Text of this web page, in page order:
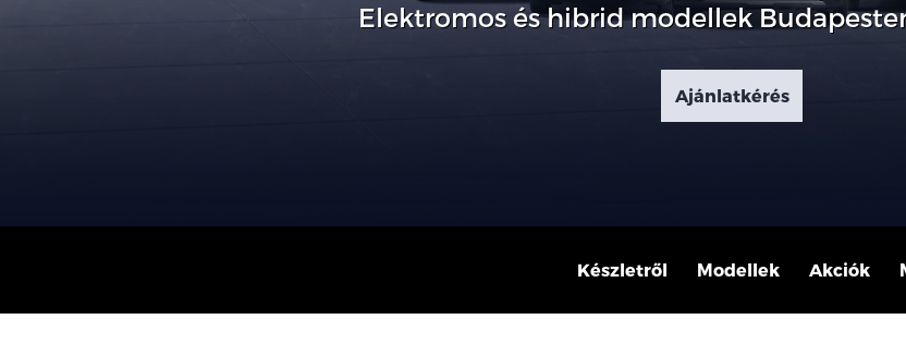
Elektromos és hibrid modellek
Ajánlatkérés
Készletről Modellek Akciók